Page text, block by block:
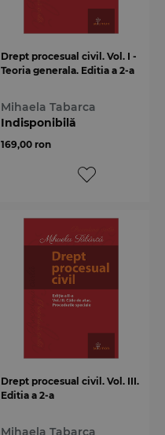
Drept procesual civil. Vol. I -
Teoria generala. Editia a 2-a
Mihaela Tabarca
Indisponibilă
169,00 ron
Drept procesual civil. Vol. III.
Editia a 2-a